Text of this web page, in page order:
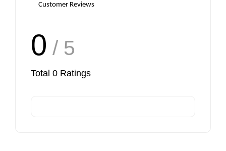
Customer Reviews
0 / 5
Total 0 Ratings